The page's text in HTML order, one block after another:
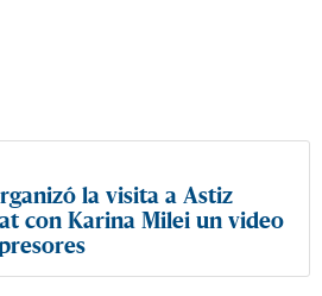
la visita a Astiz
con Karina Milei un video